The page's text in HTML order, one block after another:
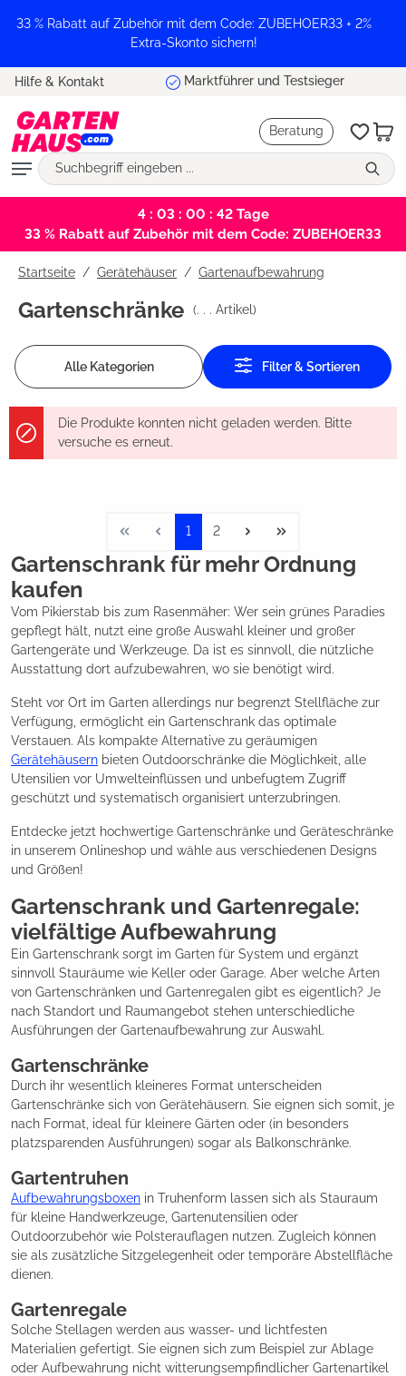
springen
33 % Rabatt auf Zubehör mit dem Code: ZUBEHOER33 + 2%
Extra-Skonto sichern!
Hilfe & Kontakt Marktführer und Testsieger
Beratung
4 : 03 : 00 : 41Tage
33 % Rabatt auf Zubehör mit dem Code: ZUBEHOER33
Startseite Gerätehäuser / Gartenaufbewahrung
Gartenschränke (. . . Artikel)
Alle Kategorien Filter & Sortieren
Die Produkte konnten nicht geladen werden. Bitte
versuche es erneut.
1 2
Gartenschrank für mehr Ordnung
kaufen
Vom Pikierstab bis zum Rasenmäher: Wer sein grünes Paradies
gepflegt hält, nutzt eine große Auswahl kleiner und großer
Gartengeräte und Werkzeuge. Da ist es sinnvoll, die nützliche
Ausstattung dort aufzubewahren, wo sie benötigt wird.
Steht vor Ort im Garten allerdings nur begrenzt Stellfläche zur
Verfügung, ermöglicht ein Gartenschrank das optimale
Verstauen. Als kompakte Alternative zu geräumigen
Gerätehäusern bieten Outdoorschränke die Möglichkeit, alle
Utensilien vor Umwelteinflüssen und unbefugtem Zugriff
geschützt und systematisch organisiert unterzubringen.
Entdecke jetzt hochwertige Gartenschränke und Geräteschränke
in unserem Onlineshop und wähle aus verschiedenen Designs
und Größen!
Gartenschrank und Gartenregale:
vielfältige Aufbewahrung
Ein Gartenschrank sorgt im Garten für System und ergänzt
sinnvoll Stauräume wie Keller oder Garage. Aber welche Arten
von Gartenschränken und Gartenregalen gibt es eigentlich? Je
nach Standort und Raumangebot stehen unterschiedliche
Ausführungen der Gartenaufbewahrung zur Auswahl.
Gartenschränke
Durch ihr wesentlich kleineres Format unterscheiden
Gartenschränke sich von Gerätehäusern. Sie eignen sich somit, je
nach Format, ideal für kleinere Gärten oder (in besonders
platzsparenden Ausführungen) sogar als Balkonschränke.
Gartentruhen
Aufbewahrungsboxen in Truhenform lassen sich als Stauraum
für kleine Handwerkzeuge, Gartenutensilien oder
Outdoorzubehör wie Polsterauflagen nutzen. Zugleich können
sie als zusätzliche Sitzgelegenheit oder temporäre Abstellfläche
dienen.
Gartenregale
Solche Stellagen werden aus wasser- und lichtfesten
Materialien gefertigt. Sie eignen sich zum Beispiel zur Ablage
oder Aufbewahrung nicht witterungsempfindlicher Gartenartikel